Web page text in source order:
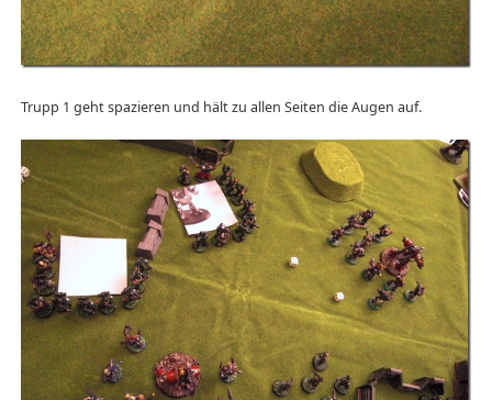
Trupp 1 geht spazieren und hält zu allen Seiten die Augen auf.